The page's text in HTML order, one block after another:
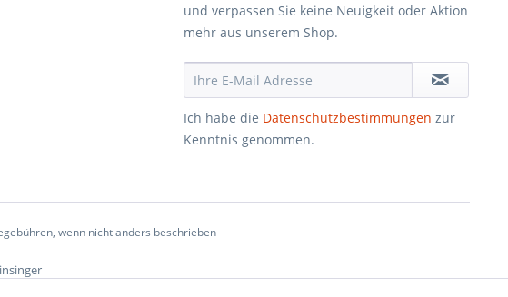
und verpassen Sie keine Neuigkeit oder Aktion
mehr aus unserem Shop.
Ich habe die Datenschutzbestimmungen zur
Kenntnis genommen.
wenn nicht anders beschrieben